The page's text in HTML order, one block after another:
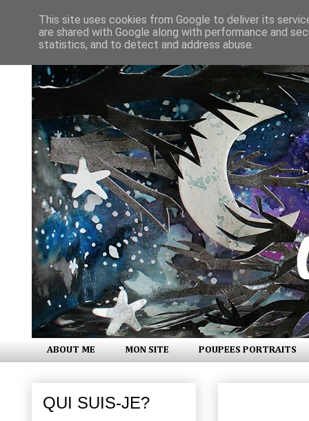
ABOUT ME MON SITE POUPEES PORTRAITS
QUI SUIS-JE?
This site uses cookies from Google to deliver its
are shared with Google along with performance and
statistics, and to detect and address abuse.